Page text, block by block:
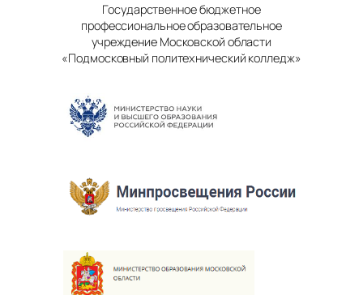
Государственное бюджетное
профессиональное образовательное
учреждение Московской области
«Подмосковный политехнический колледж»